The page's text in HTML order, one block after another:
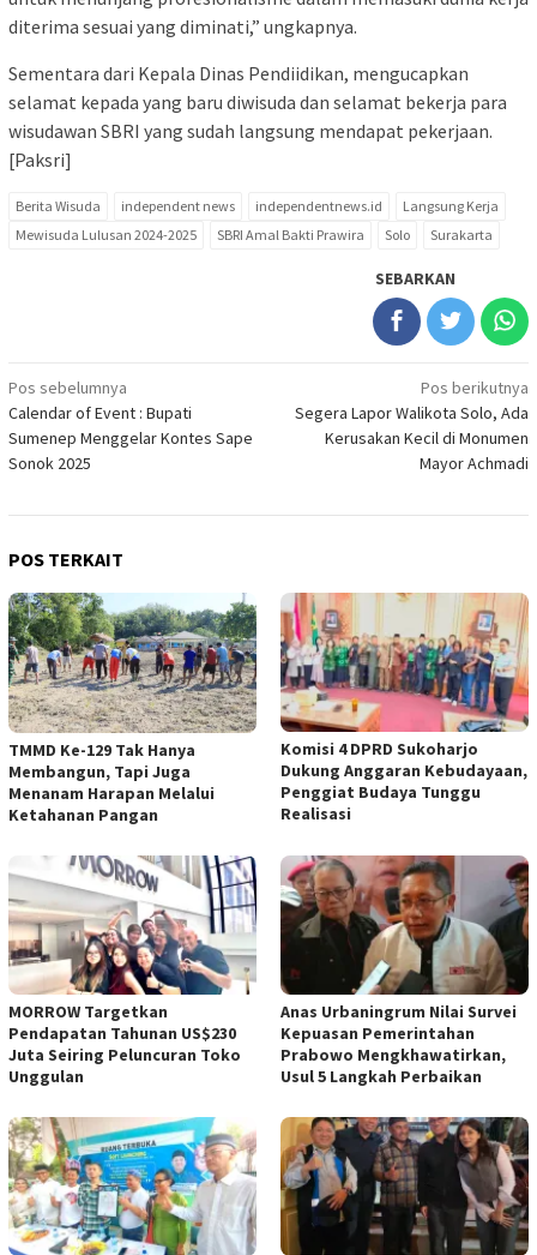
diterima sesuai yang diminati,” ungkapnya.
Sementara dari Kepala Dinas Pendiidikan, mengucapkan
selamat kepada yang baru diwisuda dan selamat bekerja para
wisudawan SBRI yang sudah langsung mendapat pekerjaan.
[Paksri]
Berita Wisuda independent news independentnews.id
Langsung Kerja
Mewisuda Lulusan 2024-2025
SBRI Amal Bakti Prawira Solo Surakarta
SEBARKAN
Navigasi
pos
Pos sebelumnya
Calendar of Event : Bupati
Sumenep Menggelar Kontes Sape
Sonok 2025
Pos berikutnya
Segera Lapor Walikota Solo, Ada
Kerusakan Kecil di Monumen
Mayor Achmadi
POS TERKAIT
TMMD Ke-129 Tak Hanya
Membangun, Tapi Juga
Menanam Harapan Melalui
Ketahanan Pangan
Komisi 4 DPRD Sukoharjo
Dukung Anggaran Kebudayaan,
Penggiat Budaya Tunggu
Realisasi
MORROW Targetkan
Pendapatan Tahunan US$230
Juta Seiring Peluncuran Toko
Unggulan
Anas Urbaningrum Nilai Survei
Kepuasan Pemerintahan
Prabowo Mengkhawatirkan,
Usul 5 Langkah Perbaikan